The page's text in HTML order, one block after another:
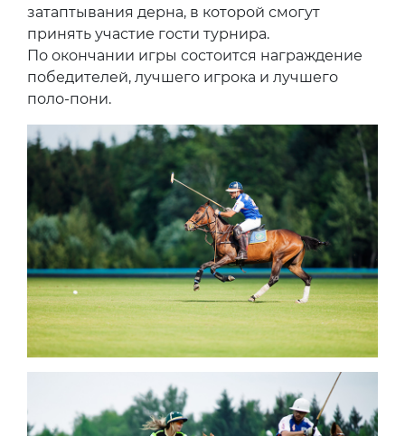
затаптывания дерна, в которой смогут
принять участие гости турнира.
По окончании игры состоится награждение
победителей, лучшего игрока и лучшего
поло-пони.